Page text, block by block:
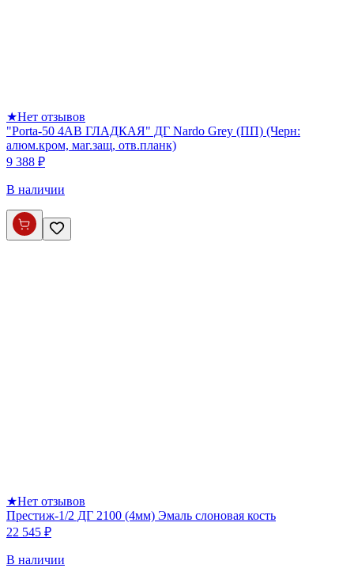
★Нет отзывов
"Porta-50 4AB ГЛАДКАЯ" ДГ Nardo Grey (ПП) (Черн:
алюм.кром, маг.защ, отв.планк)
9 388 ₽
В наличии
★Нет отзывов
Престиж-1/2 ДГ 2100 (4мм) Эмаль слоновая кость
22 545 ₽
В наличии